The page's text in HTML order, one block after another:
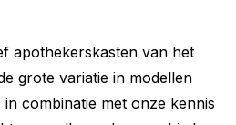
apothekerskasten van het
grote variatie in modellen
combinatie met onze kennis